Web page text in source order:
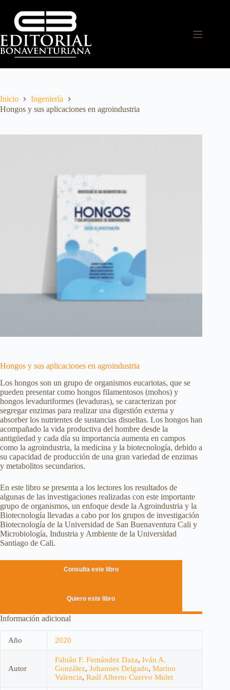
Inicio
Ingeniería
Hongos y sus aplicaciones en agroindustria
Hongos y sus aplicaciones en agroindustria
Los hongos son un grupo de organismos eucariotas, que se
pueden presentar como hongos filamentosos (mohos) y
hongos levaduriformes (levaduras), se caracterizan por
segregar enzimas para realizar una digestión externa y
absorber los nutrientes de sustancias disueltas. Los hongos han
acompañado la vida productiva del hombre desde la
antigüedad y cada día su importancia aumenta en campos
como la agroindustria, la medicina y la biotecnología, debido a
su capacidad de producción de una gran variedad de enzimas
y metabolitos secundarios.
En este libro se presenta a los lectores los resultados de
algunas de las investigaciones realizadas con este importante
grupo de organismos, un enfoque desde la Agroindustria y la
Biotecnología llevadas a cabo por los grupos de investigación
Biotecnología de la Universidad de San Buenaventura Cali y
Microbiología, Industria y Ambiente de la Universidad
Santiago de Cali.
Consulta este libro
Quiero este libro
Información adicional
Año 2020
Autor
Fabián F. Fernández Daza, Iván A.
González, Johannes Delgado, Marino
Valencia, Raúl Alberto Cuervo Mulet